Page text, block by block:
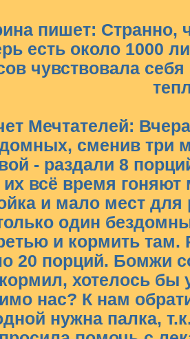
пишет: Странно,
есть около 1000
чувствовала
Мечтателей:
сменив три
- раздали 8
их всё время
и мало мест
один
и кормить
20 порций. Бомжи
кормил, хотелось бы
нас? К нам
нужна палка,